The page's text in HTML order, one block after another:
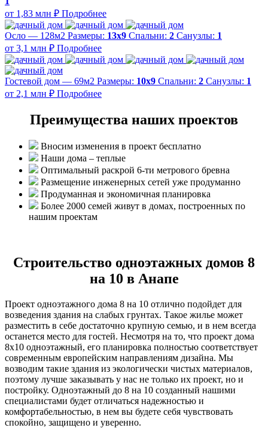
от 1,83 млн ₽ Подробнее
Осло — 128м2 Размеры: 13х9 Спальни: 2 Санузлы: 1
от 3,1 млн ₽ Подробнее
Гостевой дом — 69м2 Размеры: 10х9 Спальни: 2 Санузлы: 1
от 2,1 млн ₽ Подробнее
Преимущества наших проектов
Вносим изменения в проект бесплатно
Наши дома – теплые
Оптимальный раскрой 6-ти метрового бревна
Размещение инженерных сетей уже продуманно
Продуманная и экономичная планировка
Более 2000 семей живут в домах, построенных по
нашим проектам
Строительство одноэтажных домов 8
на 10 в Анапе
Проект одноэтажного дома 8 на 10 отлично подойдет для
возведения здания на слабых грунтах. Такое жилье может
разместить в себе достаточно крупную семью, и в нем всегда
останется место для гостей. Несмотря на то, что проект дома
8х10 одноэтажный, его планировка полностью соответствует
современным европейским направлениям дизайна. Мы
возводим такие здания из экологически чистых материалов,
поэтому лучше заказывать у нас не только их проект, но и
постройку. Одноэтажный до 8 на 10 созданный нашими
специалистами будет отличаться надежностью и
комфортабельностью, в нем вы будете себя чувствовать
спокойно, защищено и уверенно.